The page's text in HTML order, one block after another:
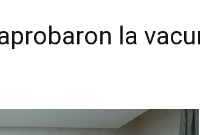
la